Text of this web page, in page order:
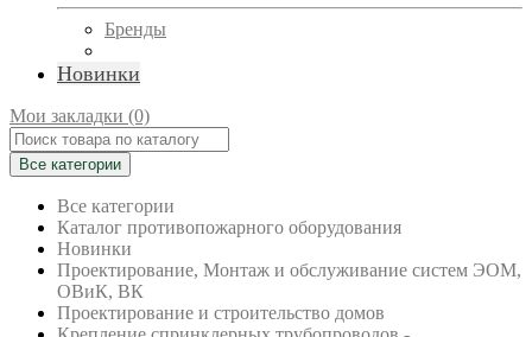
Бренды
Новинки
Мои закладки (0)
Все категории
Все категории
Каталог противопожарного оборудования
Новинки
Проектирование, Монтаж и обслуживание систем ЭОМ,
ОВиК, ВК
Проектирование и строительство домов